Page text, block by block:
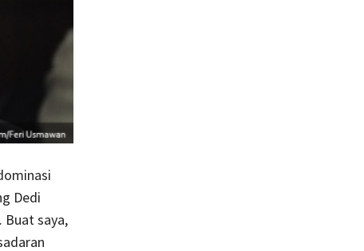
Dedi
Buat saya,